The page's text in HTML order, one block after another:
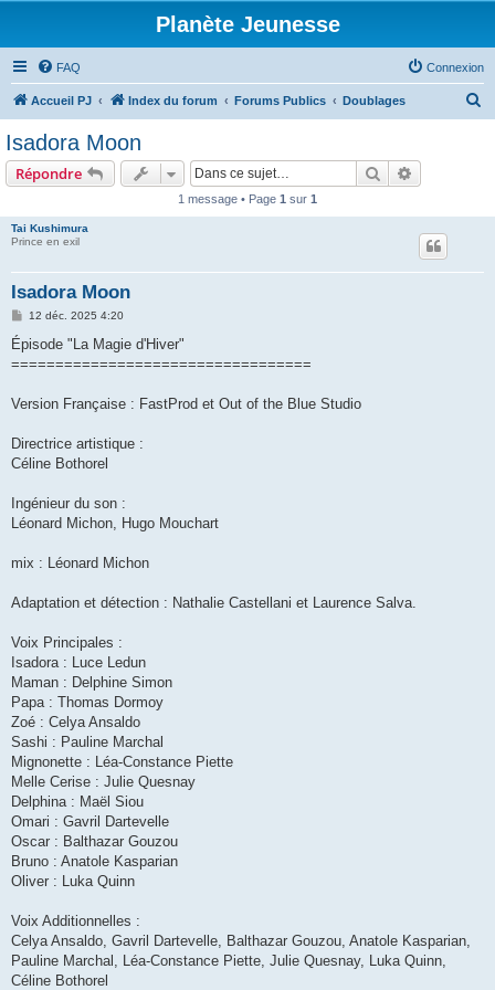
Planète Jeunesse
FAQ Connexion
Accueil PJ Index du forum Forums Publics Doublages
Isadora Moon
Répondre Rechercher
1 message • Page 1 sur 1
Tai Kushimura
Prince en exil
Isadora Moon
M
s
a
12 déc. 2025 4:20
Épisode "La Magie d'Hiver"
==================================
Version Française : FastProd et Out of the Blue Studio
Directrice artistique :
Céline Bothorel
Ingénieur du son :
Léonard Michon, Hugo Mouchart
mix : Léonard Michon
Adaptation et détection : Nathalie Castellani et Laurence Salva.
Voix Principales :
Isadora : Luce Ledun
Maman : Delphine Simon
Papa : Thomas Dormoy
Zoé : Celya Ansaldo
Sashi : Pauline Marchal
Mignonette : Léa-Constance Piette
Melle Cerise : Julie Quesnay
Delphina : Maël Siou
Omari : Gavril Dartevelle
Oscar : Balthazar Gouzou
Bruno : Anatole Kasparian
Oliver : Luka Quinn
Voix Additionnelles :
Celya Ansaldo, Gavril Dartevelle, Balthazar Gouzou, Anatole Kasparian,
Pauline Marchal, Léa-Constance Piette, Julie Quesnay, Luka Quinn,
Céline Bothorel